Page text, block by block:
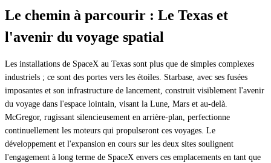
Le chemin à parcourir : Le Texas et
l'avenir du voyage spatial
Les installations de SpaceX au Texas sont plus que de simples complexes
industriels ; ce sont des portes vers les étoiles. Starbase, avec ses fusées
imposantes et son infrastructure de lancement, construit visiblement l'avenir
du voyage dans l'espace lointain, visant la Lune, Mars et au-delà.
McGregor, rugissant silencieusement en arrière-plan, perfectionne
continuellement les moteurs qui propulseront ces voyages. Le
développement et l'expansion en cours sur les deux sites soulignent
l'engagement à long terme de SpaceX envers ces emplacements en tant que